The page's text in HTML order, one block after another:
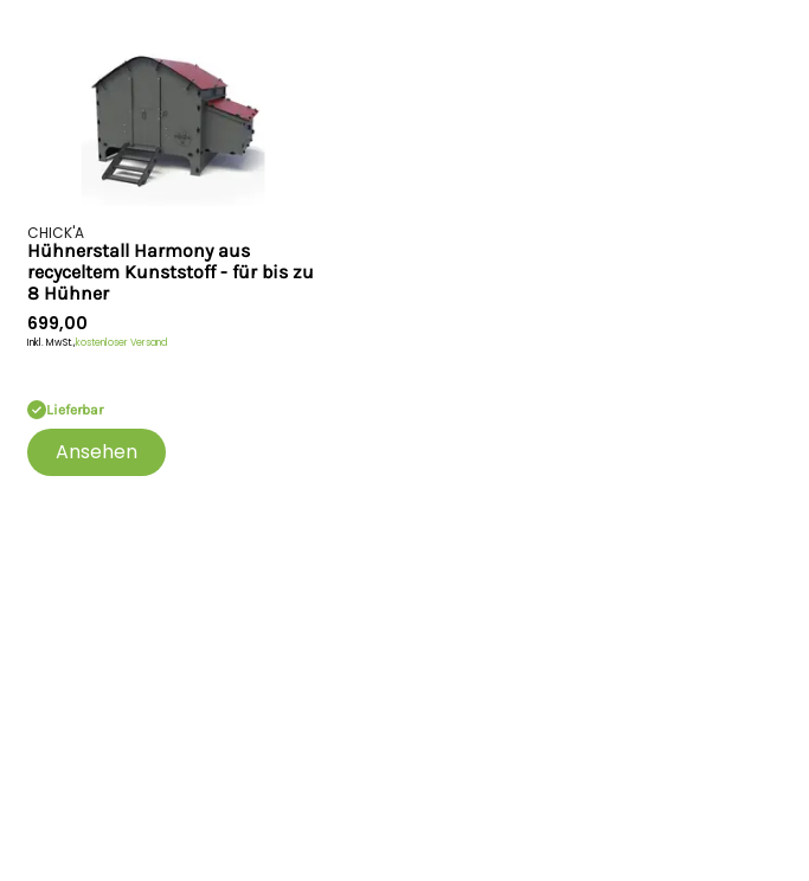
CHICK'A
Hühnerstall Harmony aus
recyceltem Kunststoff - für bis zu
8 Hühner
699,00
Inkl. MwSt.,kostenloser Versand
Lieferbar
Ansehen